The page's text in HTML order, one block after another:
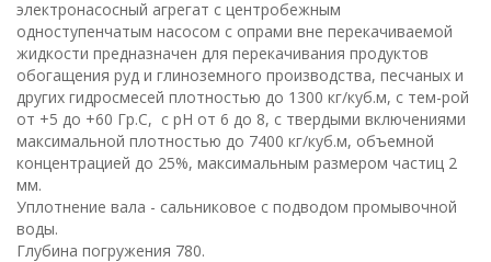
электронасосный агрегат с центробежным
одноступенчатым насосом с опрами вне перекачиваемой
жидкости предназначен для перекачивания продуктов
обогащения руд и глиноземного производства, песчаных и
других гидросмесей плотностью до 1300 кг/куб.м, с тем-рой
от +5 до +60 Гр.С, с рН от 6 до 8, с твердыми включениями
максимальной плотностью до 7400 кг/куб.м, объемной
концентрацией до 25%, максимальным размером частиц 2
мм.
Уплотнение вала - сальниковое с подводом промывочной
воды.
Глубина погружения 780.